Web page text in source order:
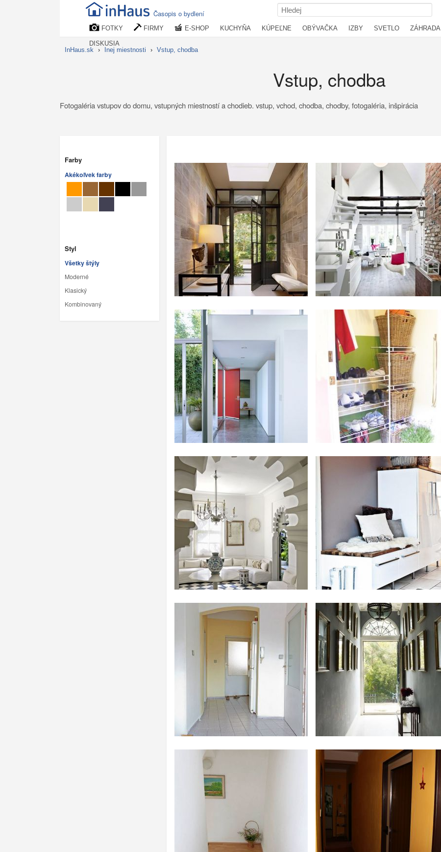
Časopis o bydlení
FOTKY FIRMY E-SHOP KUCHYŇA KÚPEĽNE OBÝVAČKA IZBY SVETLO ZÁHRADA
DISKUSIA
InHaus.sk › Inej miestnosti › Vstup, chodba
Vstup, chodba
Fotogaléria vstupov do domu, vstupných miestností a chodieb. vstup, vchod, chodba, chodby, fotogaléria, inšpirácia
Farby
Akékoľvek farby
Styl
Všetky štýly
Moderné
Klasický
Kombinovaný